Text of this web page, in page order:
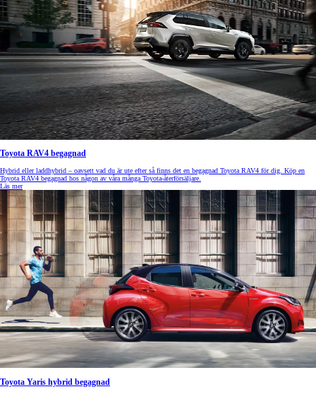
Toyota RAV4 begagnad
Hybrid eller laddhybrid – oavsett vad du är ute efter så finns det en begagnad Toyota RAV4 för dig. Köp en
Toyota RAV4 begagnad hos någon av våra många Toyota-återförsäljare.
Läs mer
Toyota Yaris hybrid begagnad